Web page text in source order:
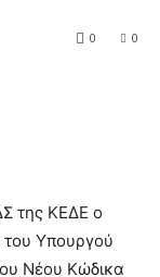
0
0
της ΚΕΔΕ ο
του Υπουργού
Νέου Κώδικα